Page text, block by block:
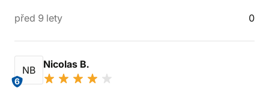
před 9 lety 0
NB
6
Nicolas B.